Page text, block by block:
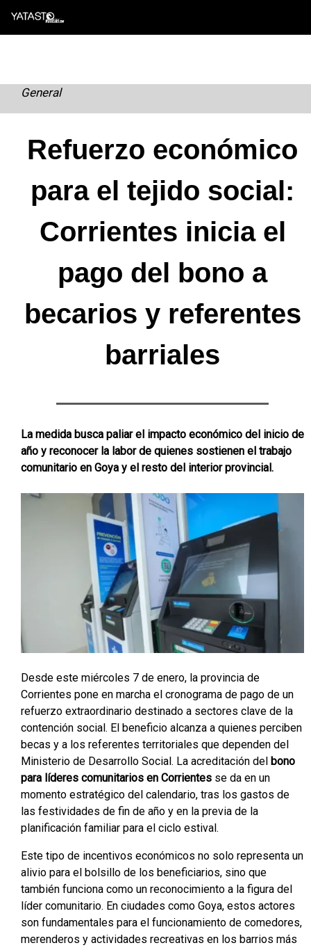
Skip
General
Refuerzo económico
para el tejido social:
Corrientes inicia el
pago del bono a
becarios y referentes
barriales
La medida busca paliar el impacto económico del inicio de
año y reconocer la labor de quienes sostienen el trabajo
comunitario en Goya y el resto del interior provincial.
Desde este miércoles 7 de enero, la provincia de
Corrientes pone en marcha el cronograma de pago de un
refuerzo extraordinario destinado a sectores clave de la
contención social. El beneficio alcanza a quienes perciben
becas y a los referentes territoriales que dependen del
Ministerio de Desarrollo Social. La acreditación del bono
para líderes comunitarios en Corrientes se da en un
momento estratégico del calendario, tras los gastos de
las festividades de fin de año y en la previa de la
planificación familiar para el ciclo estival.
Este tipo de incentivos económicos no solo representa un
alivio para el bolsillo de los beneficiarios, sino que
también funciona como un reconocimiento a la figura del
líder comunitario. En ciudades como Goya, estos actores
son fundamentales para el funcionamiento de comedores,
merenderos y actividades recreativas en los barrios más